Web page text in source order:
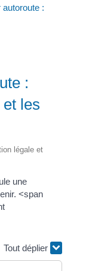
autoroute :
:
les
légale et
une
<span
Tout déplier